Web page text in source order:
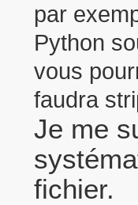
par
Python
vous
faudra
Je me
fichier.